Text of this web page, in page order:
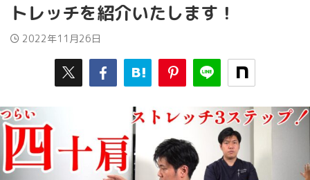
トレッチを紹介いたします！
2022年11月26日